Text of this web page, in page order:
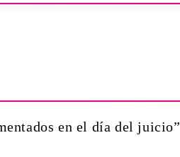
en el día del juicio”